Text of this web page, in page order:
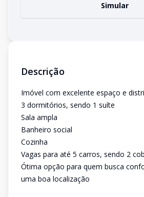
Simular
Descrição
Imóvel com excelente espaço e
3 dormitórios, sendo 1 suíte
Sala ampla
Banheiro social
Cozinha
Vagas para até 5 carros, sendo 2
Ótima opção para quem busca
uma boa localização